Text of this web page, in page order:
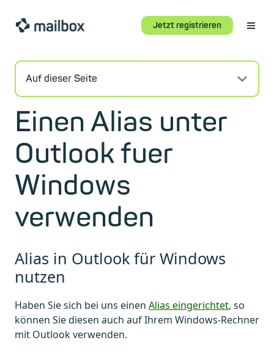
Jetzt registrieren
Auf dieser Seite
Einen Alias unter
Outlook fuer
Windows
verwenden
Alias in Outlook für Windows
nutzen
Haben Sie sich bei uns einen Alias eingerichtet, so
können Sie diesen auch auf Ihrem Windows-Rechner
mit Outlook verwenden.